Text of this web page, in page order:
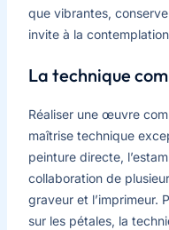
que vibrantes,
invite à la
La technique
Réaliser une œuvre
maîtrise technique
peinture directe,
collaboration de
graveur et l’imprimeur.
sur les pétales, la